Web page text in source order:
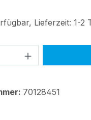
Lieferzeit: 1-2
Gib
70128451